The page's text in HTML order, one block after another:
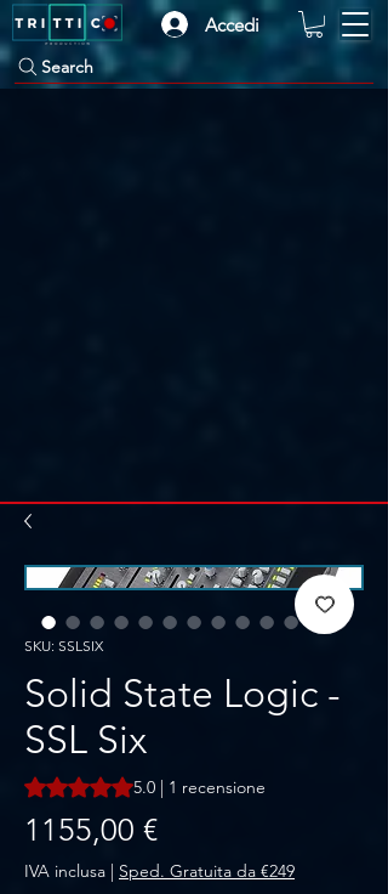
Accedi
Search
SKU: SSLSIX
Solid State Logic -
SSL Six
Sulla base di 1 recensione, la
5.0 | 1 recensione
1155,00 €Prezzo
IVA inclusa | Sped. Gratuita da €249